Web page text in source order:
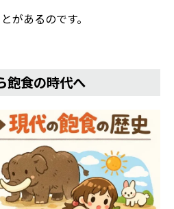
があるのです。
飽食の時代へ